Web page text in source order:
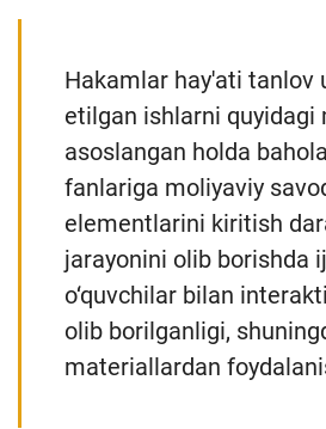
Hakamlar hay'ati tanlov
etilgan ishlarni quyidagi
asoslangan holda
fanlariga moliyaviy
elementlarini kiritish
jarayonini olib borishda
o‘quvchilar bilan
olib borilganligi,
materiallardan